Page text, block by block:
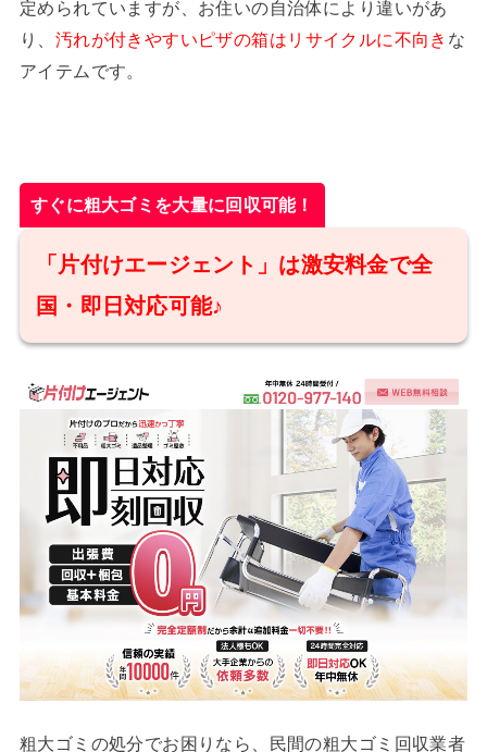
定められていますが、お住いの自治体により違いがあ
り、 汚れが付きやすいピザの箱はリサイクルに不向き な
アイテムです。
すぐに粗大ゴミを大量に回収可能！
「片付けエージェント」は激安料金で全
国・即日対応可能♪
粗大ゴミの処分でお困りなら、民間の粗大ゴミ回収業者